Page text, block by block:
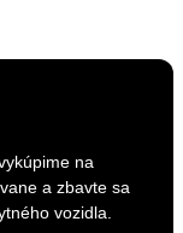
na
a zbavte sa
vozidla.